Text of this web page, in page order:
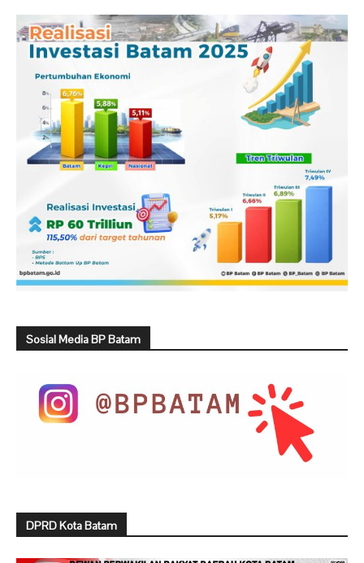
Sosial Media BP Batam
DPRD Kota Batam